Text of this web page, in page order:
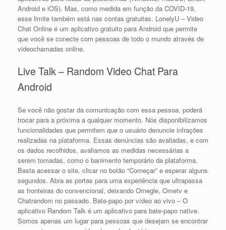
Android e iOS). Mas, como medida em função da COVID-19,
esse limite também está nas contas gratuitas. LonelyU – Video
Chat Online é um aplicativo gratuito para Android que permite
que você se conecte com pessoas de todo o mundo através de
videochamadas online.
Live Talk – Random Video Chat Para
Android
Se você não gostar da comunicação com essa pessoa, poderá
trocar para a próxima a qualquer momento. Nós disponibilizamos
funcionalidades que permitem que o usuário denuncie infrações
realizadas na plataforma. Essas denúncias são avaliadas, e com
os dados recolhidos, avaliamos as medidas necessárias a
serem tomadas, como o banimento temporário da plataforma.
Basta acessar o site, clicar no botão “Começar” e esperar alguns
segundos. Abra as portas para uma experiência que ultrapassa
as fronteiras do convencional, deixando Omegle, Ometv e
Chatrandom no passado. Bate-papo por vídeo ao vivo – O
aplicativo Random Talk é um aplicativo para bate-papo native.
Somos apenas um lugar para pessoas que desejam se encontrar